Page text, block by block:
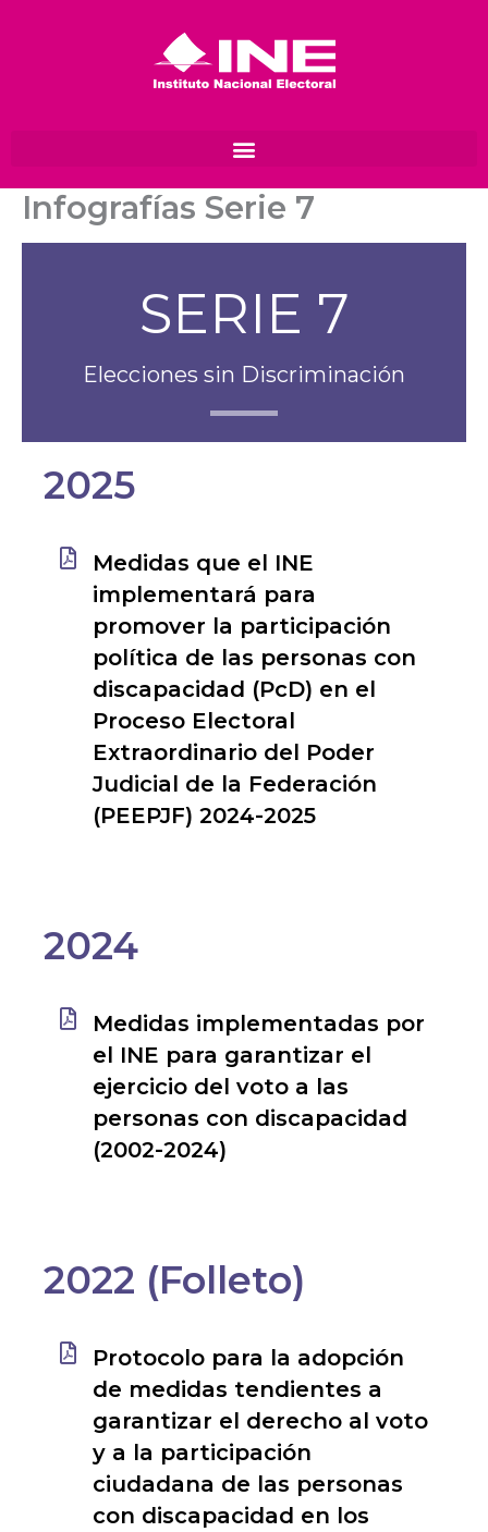
Infografías Serie 7
SERIE 7
Elecciones sin Discriminación
2025
Medidas que el INE
implementará para
promover la participación
política de las personas con
discapacidad (PcD) en el
Proceso Electoral
Extraordinario del Poder
Judicial de la Federación
(PEEPJF) 2024-2025
2024
Medidas implementadas por
el INE para garantizar el
ejercicio del voto a las
personas con discapacidad
(2002-2024)
2022 (Folleto)
Protocolo para la adopción
de medidas tendientes a
garantizar el derecho al voto
y a la participación
ciudadana de las personas
con discapacidad en los